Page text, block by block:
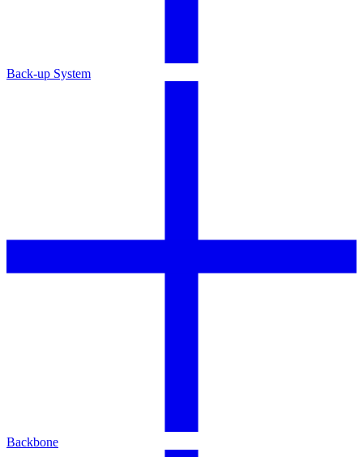
Back-up System
Backbone